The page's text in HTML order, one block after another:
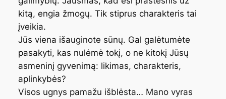
kitą, engia žmogų. Tik stiprus charakteris tai
įveikia.
Jūs viena išauginote sūnų. Gal galėtumėte
pasakyti, kas nulėmė tokį, o ne kitokį Jūsų
asmeninį gyvenimą: likimas, charakteris,
aplinkybės?
Visos ugnys pamažu išblėsta… Mano vyras